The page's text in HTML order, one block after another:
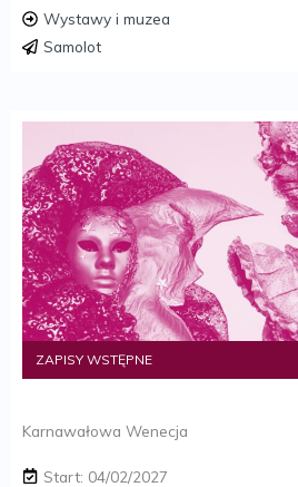
Wystawy i muzea
Samolot
ZAPISY WSTĘPNE
Karnawałowa Wenecja
Start: 04/02/2027